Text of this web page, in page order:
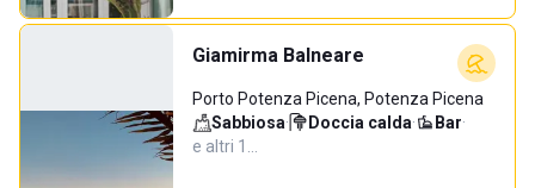
Giamirma Balneare
Porto Potenza Picena, Potenza Picena
Sabbiosa· Doccia calda· Bar·
e altri 1…